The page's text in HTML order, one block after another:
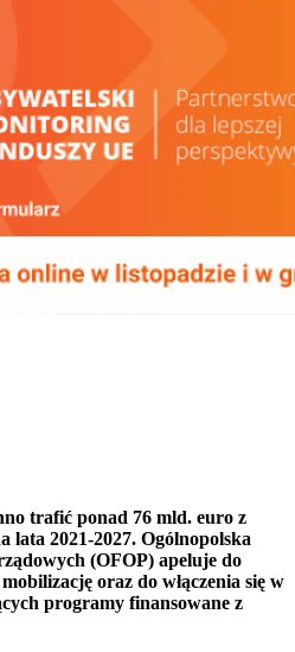
trafić ponad 76 mld. euro z
2021-2027. Ogólnopolska
(OFOP) apeluje do
oraz do włączenia się w
programy finansowane z